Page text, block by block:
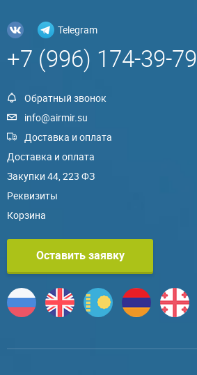
Telegram
+7 (996) 174-39-79
Обратный звонок
info@airmir.su
Доставка и оплата
Доставка и оплата
Закупки 44, 223 ФЗ
Реквизиты
Корзина
Оставить заявку